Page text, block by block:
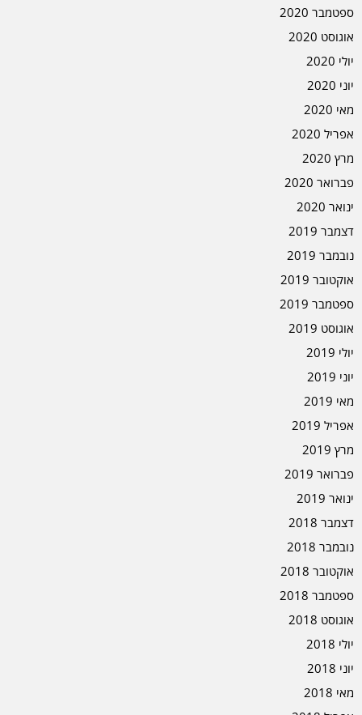
ספטמבר 2020
אוגוסט 2020
יולי 2020
יוני 2020
מאי 2020
אפריל 2020
מרץ 2020
פברואר 2020
ינואר 2020
דצמבר 2019
נובמבר 2019
אוקטובר 2019
ספטמבר 2019
אוגוסט 2019
יולי 2019
יוני 2019
מאי 2019
אפריל 2019
מרץ 2019
פברואר 2019
ינואר 2019
דצמבר 2018
נובמבר 2018
אוקטובר 2018
ספטמבר 2018
אוגוסט 2018
יולי 2018
יוני 2018
מאי 2018